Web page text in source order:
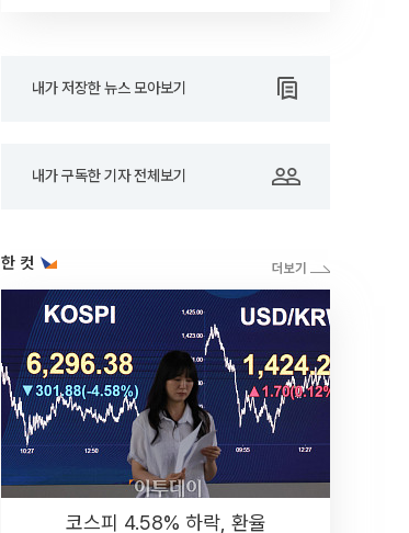
내가 저장한 뉴스 모아보기
내가 구독한 기자 전체보기
한 컷
코스피 4.58% 하락, 환율